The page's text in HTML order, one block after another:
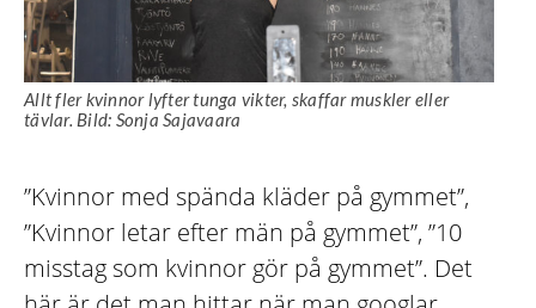
Allt fler kvinnor lyfter tunga vikter, skaffar muskler eller
tävlar. Bild: Sonja Sajavaara
”Kvinnor med spända kläder på gymmet”,
”Kvinnor letar efter män på gymmet”, ”10
misstag som kvinnor gör på gymmet”. Det